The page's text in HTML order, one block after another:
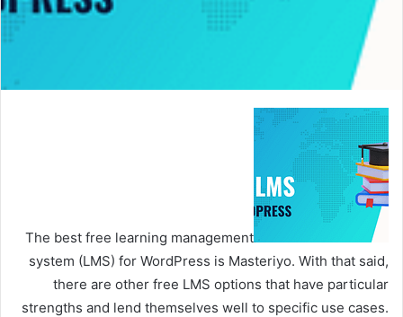
The best free learning management
system (LMS) for WordPress is Masteriyo. With that said,
there are other free LMS options that have particular
strengths and lend themselves well to specific use cases.